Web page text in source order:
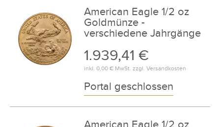
American Eagle 1/2 oz
Goldmünze -
verschiedene Jahrgänge
1.939,41 €
inkl. 0,00 €MwSt. zzgl. Versandkosten
Portal geschlossen